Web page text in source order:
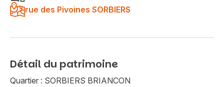
rue des Pivoines SORBIERS
Détail du patrimoine
Quartier : SORBIERS BRIANCON